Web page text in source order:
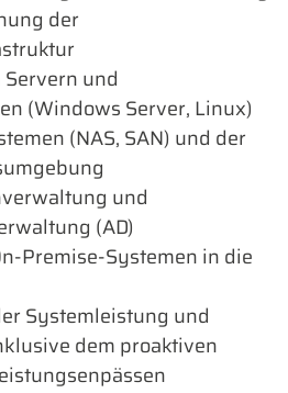
der
und
(Windows Server, Linux)
(NAS, SAN) und der
und
(AD)
Premise-Systemen in die
Systemleistung und
dem proaktiven